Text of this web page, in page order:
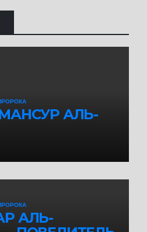
АЛЬ-
АЛЬ-